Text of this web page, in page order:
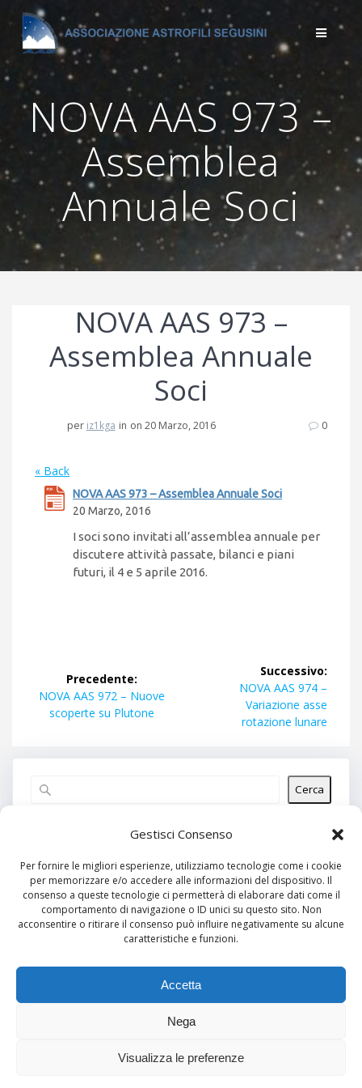
Gestisci Consenso
Per fornire le migliori esperienze, utilizziamo tecnologie come i cookie
per memorizzare e/o accedere alle informazioni del dispositivo. Il
consenso a queste tecnologie ci permetterà di elaborare dati come il
comportamento di navigazione o ID unici su questo sito. Non
acconsentire o ritirare il consenso può influire negativamente su alcune
caratteristiche e funzioni.
Accetta
Nega
Visualizza le preferenze
Salta
al
contenuto
NOVA AAS 973 –
Assemblea
Annuale Soci
NOVA AAS 973 –
Assemblea Annuale
Soci
per iz1kga in on 20 Marzo, 2016 0
« Back
NOVA AAS 973 – Assemblea Annuale Soci
20 Marzo, 2016
I soci sono invitati all’assemblea annuale per
discutere attività passate, bilanci e piani
futuri, il 4 e 5 aprile 2016.
articoliPrecedente:
Articolo
precedente:
NOVA AAS 972 – Nuove
scoperte su Plutone
Successivo:
Articolo
successivo:
NOVA AAS 974 –
Variazione asse
rotazione lunare
Cerca
Articoli recenti
Commenti recenti
Nessun commento da mostrare.
Nessun archivio da mostrare.
Categorie
Nessuna categoria